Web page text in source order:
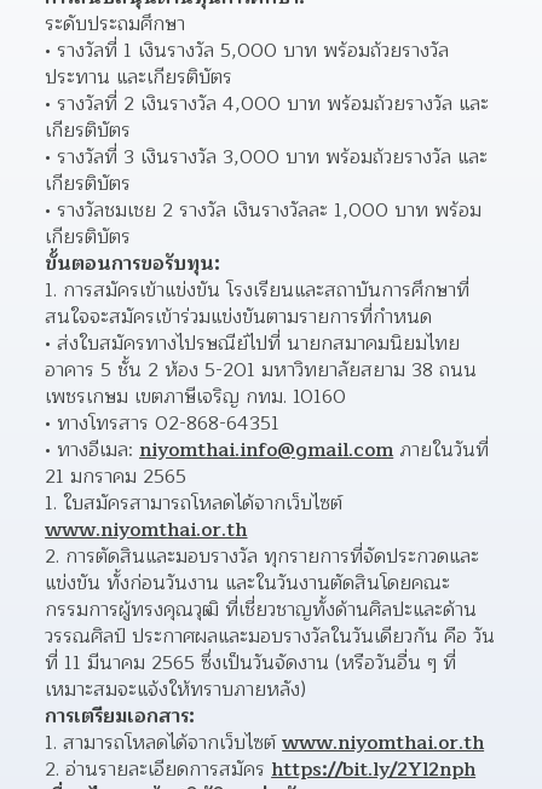
ระดับประถมศึกษา
รางวัลที่ 1 เงินรางวัล 5,000 บาท พร้อมถ้วยรางวัล
ประทาน และเกียรติบัตร
รางวัลที่ 2 เงินรางวัล 4,000 บาท พร้อมถ้วยรางวัล และ
เกียรติบัตร
รางวัลที่ 3 เงินรางวัล 3,000 บาท พร้อมถ้วยรางวัล และ
เกียรติบัตร
รางวัลชมเชย 2 รางวัล เงินรางวัลละ 1,000 บาท พร้อม
เกียรติบัตร
ขั้นตอนการขอรับทุน:
การสมัครเข้าแข่งขัน โรงเรียนและสถาบันการศึกษาที่
สนใจจะสมัครเข้าร่วมแข่งขันตามรายการที่กำหนด
ส่งใบสมัครทางไปรษณีย์ไปที่ นายกสมาคมนิยมไทย
อาคาร 5 ชั้น 2 ห้อง 5-201 มหาวิทยาลัยสยาม 38 ถนน
เพชรเกษม เขตภาษีเจริญ กทม. 10160
ทางโทรสาร 02-868-64351
ทางอีเมล: niyomthai.info@gmail.com ภายในวันที่
21 มกราคม 2565
ใบสมัครสามารถโหลดได้จากเว็บไซต์
www.niyomthai.or.th
การตัดสินและมอบรางวัล ทุกรายการที่จัดประกวดและ
แข่งขัน ทั้งก่อนวันงาน และในวันงานตัดสินโดยคณะ
กรรมการผู้ทรงคุณวุฒิ ที่เชี่ยวชาญทั้งด้านศิลปะและด้าน
วรรณศิลป์ ประกาศผลและมอบรางวัลในวันเดียวกัน คือ วัน
ที่ 11 มีนาคม 2565 ซึ่งเป็นวันจัดงาน (หรือวันอื่น ๆ ที่
เหมาะสมจะแจ้งให้ทราบภายหลัง)
การเตรียมเอกสาร:
สามารถโหลดได้จากเว็บไซต์ www.niyomthai.or.th
อ่านรายละเอียดการสมัคร https://bit.ly/2Yl2nph